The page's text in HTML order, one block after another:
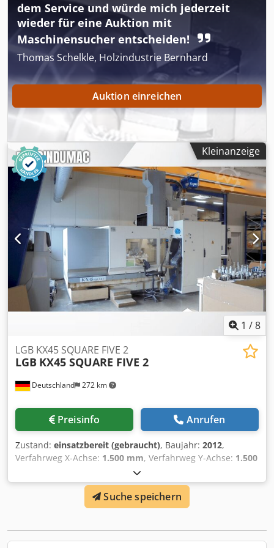
dem Service und würde mich jederzeit
wieder für eine Auktion mit
Maschinensucher entscheiden!
Thomas Schelkle, Holzindustrie Bernhard
Auktion einreichen
Kleinanzeige
1 /8
Deutschland 272 km
LGB KX45 SQUARE FIVE 2
LGB KX45 SQUARE FIVE 2
Preisinfo Anrufen
Zustand: einsatzbereit (gebraucht), Baujahr: 2012,
Verfahrweg X-Achse: 1.500 mm, Verfahrweg Y-Achse: 1.500
800 mm
HEIDENHAIN, Steuerungsmodell:ITNC 530,
Spindeldrehzahl (max.):18.000 U/min, Anzahl der
Steckplätze im Werkzeugmagazin:40, Dieses 5-Achsen-
Suche speichern